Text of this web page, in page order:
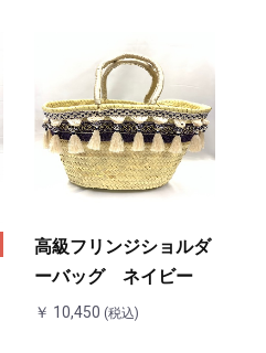
高級フリンジショルダ
ーバッグ ネイビー
￥ 10,450 (税込)